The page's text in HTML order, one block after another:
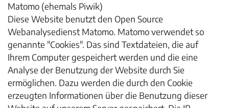
Matomo (ehemals Piwik)
Diese Website benutzt den Open Source
Webanalysedienst Matomo. Matomo verwendet so
genannte "Cookies". Das sind Textdateien, die auf
Ihrem Computer gespeichert werden und die eine
Analyse der Benutzung der Website durch Sie
ermöglichen. Dazu werden die durch den Cookie
erzeugten Informationen über die Benutzung dieser